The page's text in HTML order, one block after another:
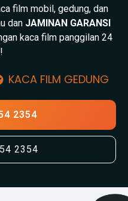
film mobil, gedung, dan
dan JAMINAN GARANSI
kaca film panggilan 24
KACA FILM GEDUNG
2354
2354